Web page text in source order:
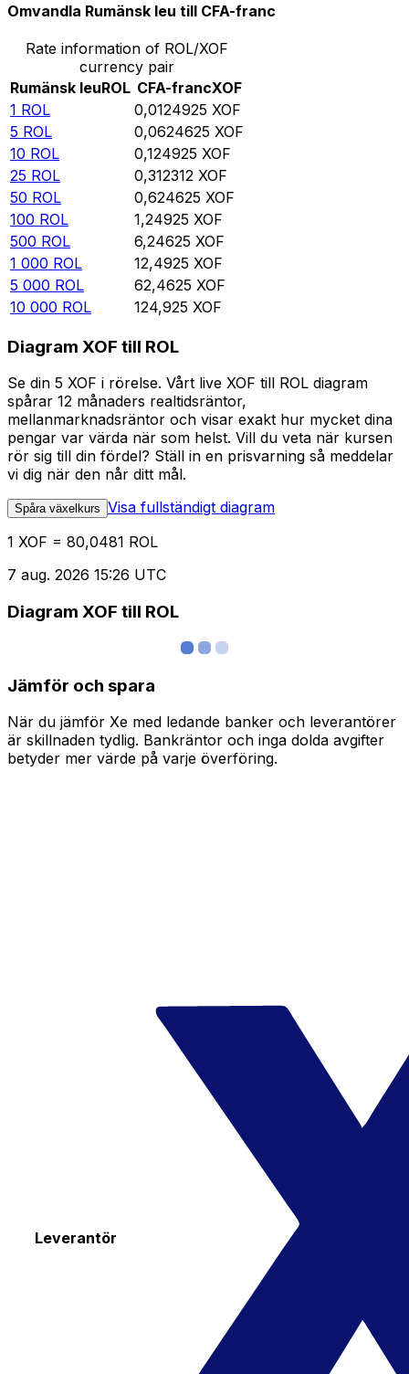
Omvandla Rumänsk leu till CFA-franc
Rate information of ROL/XOF
currency pair
Rumänsk leuROL CFA-francXOF
1 ROL 0,0124925 XOF
5 ROL 0,0624625 XOF
10 ROL 0,124925 XOF
25 ROL 0,312312 XOF
50 ROL 0,624625 XOF
100 ROL 1,24925 XOF
500 ROL 6,24625 XOF
1 000 ROL 12,4925 XOF
5 000 ROL 62,4625 XOF
10 000 ROL 124,925 XOF
Diagram XOF till ROL
Se din 5 XOF i rörelse. Vårt live XOF till ROL diagram
spårar 12 månaders realtidsräntor,
mellanmarknadsräntor och visar exakt hur mycket dina
pengar var värda när som helst. Vill du veta när kursen
rör sig till din fördel? Ställ in en prisvarning så meddelar
vi dig när den når ditt mål.
Spåra växelkurs Visa fullständigt diagram
1 XOF = 80,0481 ROL
7 aug. 2026 15:26 UTC
Diagram XOF till ROL
Jämför och spara
När du jämför Xe med ledande banker och leverantörer
är skillnaden tydlig. Bankräntor och inga dolda avgifter
betyder mer värde på varje överföring.
Leverantör